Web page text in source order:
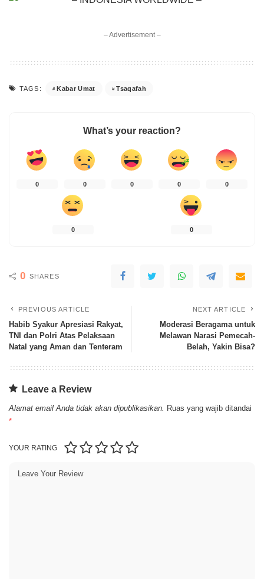
– Advertisement –
TAGS: Kabar Umat Tsaqafah
What’s your reaction?
0 0 0 0 0
0 0
0 SHARES
PREVIOUS ARTICLE
Habib Syakur Apresiasi Rakyat,
TNI dan Polri Atas Pelaksaan
Natal yang Aman dan Tenteram
NEXT ARTICLE
Moderasi Beragama untuk
Melawan Narasi Pemecah-
Belah, Yakin Bisa?
Leave a Review
Alamat email Anda tidak akan dipublikasikan. Ruas yang wajib ditandai
*
YOUR RATING